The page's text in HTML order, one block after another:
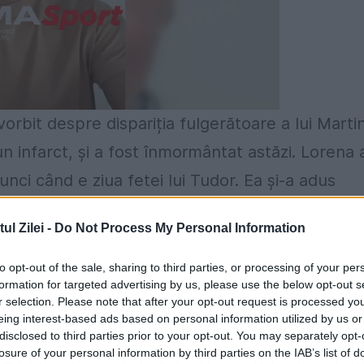
Zilei - Do Not Process My Personal Information
opt-out of the sale, sharing to third parties, or processing of your
for targeted advertising by us, please use the below opt-out
selection. Please note that after your opt-out request is processed
interest-based ads based on personal information utilized by us
to third parties prior to your opt-out. You may separately
of your personal information by third parties on the IAB’s list of
despre dispariția fulgerătoare a lui
infarct, și a fost înmormântat astăzi. Lorena
când e ziua fetei lui Tudor. Ea și-a adus
în 2018, pe 21 octombrie.
că se poate şi mai rău, adică Tudorică a
Ne cunoşteam de mult, am trăit multe
Hristu şi Carla, sunt prieteni. Sunt
miercuri (n.r. azi), nu joi, când este ziua